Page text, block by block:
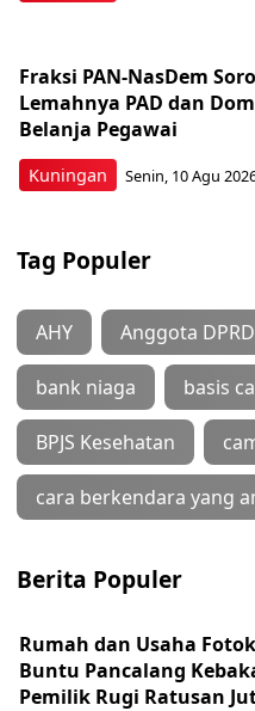
Kuningan
Fraksi PAN-NasDem
Lemahnya PAD dan
Belanja Pegawai
Senin, 10 Agu
Tag Populer
AHY Anggota DPRD
bank niaga basis
BPJS Kesehatan
cara berkendara yang
Berita Populer
Rumah dan Usaha
Buntu Pancalang
Pemilik Rugi Ratusan